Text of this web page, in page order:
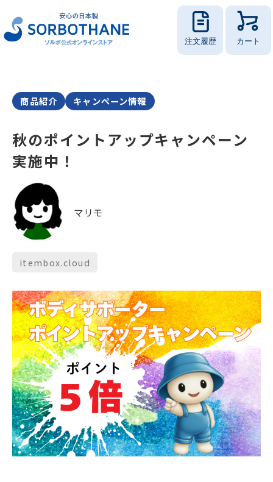
注文履歴 カート
商品紹介 キャンペーン情報
秋のポイントアップキャンペーン
実施中！
マリモ
itembox.cloud